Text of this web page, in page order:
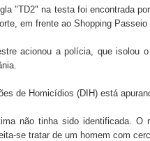
"TD2" na testa foi encontrada
em frente ao Shopping Passeio
acionou a polícia, que isolou
de Homicídios (DIH) está
não tinha sido identificada. O
se tratar de um homem com